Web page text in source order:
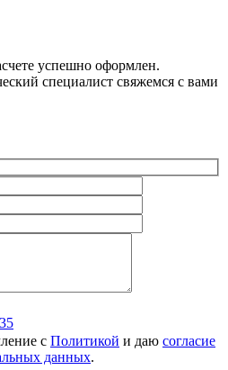
успешно оформлен.
специалист свяжемся с вами
с Политикой и даю согласие
данных.